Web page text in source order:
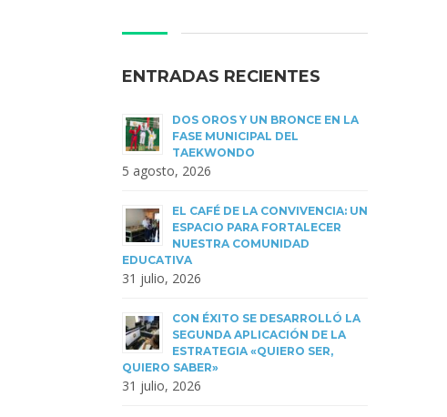
ENTRADAS RECIENTES
DOS OROS Y UN BRONCE EN LA
FASE MUNICIPAL DEL
TAEKWONDO
5 agosto, 2026
EL CAFÉ DE LA CONVIVENCIA: UN
ESPACIO PARA FORTALECER
NUESTRA COMUNIDAD
EDUCATIVA
31 julio, 2026
CON ÉXITO SE DESARROLLÓ LA
SEGUNDA APLICACIÓN DE LA
ESTRATEGIA «QUIERO SER,
QUIERO SABER»
31 julio, 2026